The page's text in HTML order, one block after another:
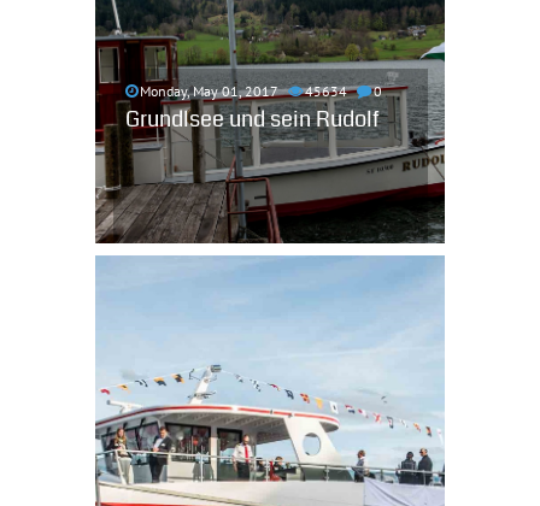
Monday, May 01, 2017 45634 0
Grundlsee und sein Rudolf